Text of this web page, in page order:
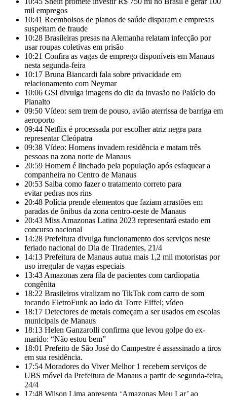
mil empregos
10:41 Reembolsos de planos de saúde disparam e empresas
suspeitam de fraude
10:28 Brasileiras presas na Alemanha relatam infecção por
usar roupas coletivas em prisão
10:21 Confira as vagas de emprego disponíveis em Manaus
nesta segunda-feira
10:17 Bruna Biancardi fala sobre privacidade em
relacionamento com Neymar
10:06 GSI divulga imagens do dia da invasão no Palácio do
Planalto
09:50 Vídeo: sem trem de pouso, avião aterrissa de barriga em
aeroporto
09:44 Netflix é processada por escolher atriz negra para
representar Cleópatra
09:38 Vídeo: Homens invadem residência e matam três
pessoas na zona norte de Manaus
20:59 Homem é linchado pela população após esfaquear a
companheira no Centro de Manaus
20:53 Saiba como fazer o tratamento correto para
evitar pedras nos rins
20:48 Polícia prende elementos que faziam arrastões em
paradas de ônibus da zona centro-oeste de Manaus
20:43 Miss Amazonas Latina 2023 representará estado em
concurso nacional
14:28 Prefeitura divulga funcionamento dos serviços neste
feriado nacional do Dia de Tiradentes, 21/4
14:13 Prefeitura de Manaus autua mais 1,2 mil motoristas por
uso irregular de vagas especiais
13:43 Amazonas zera fila de pacientes com cardiopatia
congênita
18:22 Brasileiros viralizam no TikTok com carro de som
tocando EletroFunk ao lado da Torre Eiffel; vídeo
18:17 Detectores de metais começam a ser usados em escolas
municipais de Manaus
18:13 Helen Ganzarolli confirma que levou golpe do ex-
marido: “Não estou bem”
18:01 Prefeito de São José do Campestre é assassinado a tiros
em sua residência.
17:54 Moradores do Viver Melhor 1 recebem serviços de
UBS móvel da Prefeitura de Manaus a partir de segunda-feira,
24/4
17:48 Wilson Lima apresenta ‘Amazonas Meu Lar’ ao